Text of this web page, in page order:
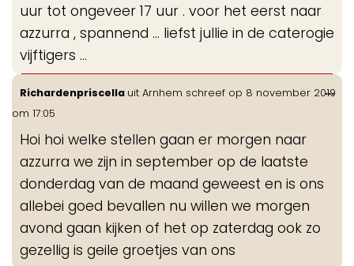
uur tot ongeveer 17 uur . voor het eerst naar
azzurra , spannend ... liefst jullie in de caterogie
vijftigers ...
Richardenpriscella uit Arnhem schreef op 8 november 2019
om 17:05
Hoi hoi welke stellen gaan er morgen naar
azzurra we zijn in september op de laatste
donderdag van de maand geweest en is ons
allebei goed bevallen nu willen we morgen
avond gaan kijken of het op zaterdag ook zo
gezellig is geile groetjes van ons
...